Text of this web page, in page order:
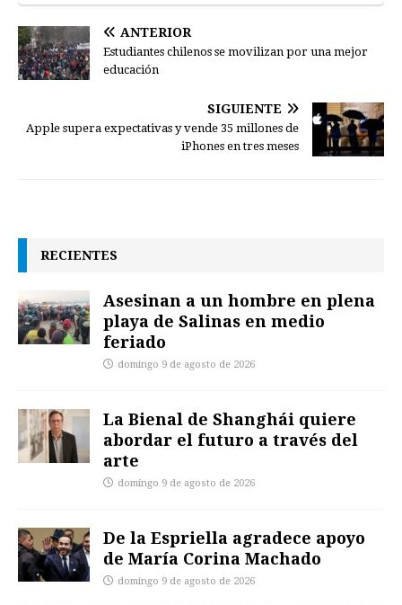
ANTERIOR
Estudiantes chilenos se movilizan por una mejor
educación
SIGUIENTE
Apple supera expectativas y vende 35 millones de
iPhones en tres meses
RECIENTES
Asesinan a un hombre en plena
playa de Salinas en medio
feriado
domingo 9 de agosto de 2026
La Bienal de Shanghái quiere
abordar el futuro a través del
arte
domingo 9 de agosto de 2026
De la Espriella agradece apoyo
de María Corina Machado
domingo 9 de agosto de 2026